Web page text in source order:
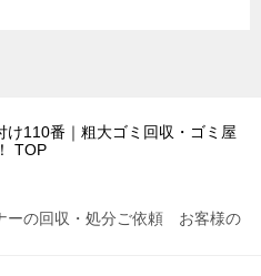
け110番｜粗大ゴミ回収・ゴミ屋
TOP
ーの回収・処分ご依頼 お客様の